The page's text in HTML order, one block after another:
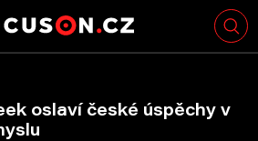
oslaví české úspěchy v